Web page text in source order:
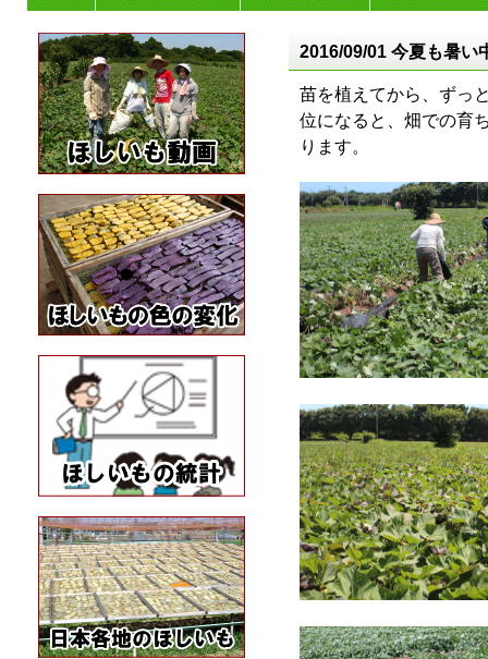
2016/09/01 今夏も暑い
苗を植えてから、ずっ
位になると、畑での育
ります。